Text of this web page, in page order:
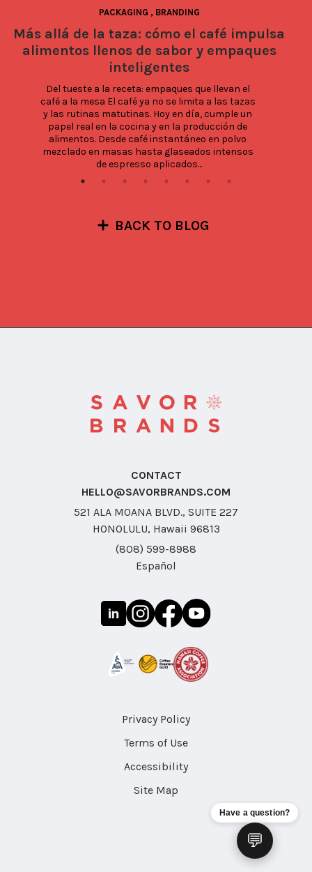
PACKAGING , BRANDING
Más allá de la taza: cómo el café impulsa
alimentos llenos de sabor y empaques
inteligentes
Del tueste a la receta: empaques que llevan el
café a la mesa El café ya no se limita a las tazas
y las rutinas matutinas. Hoy en día, cumple un
papel real en la cocina y en la producción de
alimentos. Desde café instantáneo en polvo
mezclado en masas hasta glaseados intensos
de espresso aplicados...
BACK TO BLOG
CONTACT
HELLO@SAVORBRANDS.COM
521 ALA MOANA BLVD., SUITE 227
HONOLULU, Hawaii 96813
(808) 599-8988
Español
Privacy Policy
Terms of Use
Accessibility
Site Map
Have a question?
💬